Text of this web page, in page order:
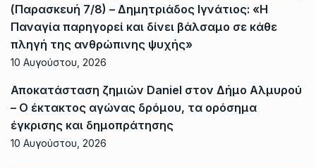
(Παρασκευή 7/8) – Δημητριάδος Ιγνάτιος: «Η
Παναγία παρηγορεί και δίνει βάλσαμο σε κάθε
πληγή της ανθρώπινης ψυχής»
10 Αυγούστου, 2026
Αποκατάσταση ζημιών Daniel στον Δήμο Αλμυρού
– Ο έκτακτος αγώνας δρόμου, τα ορόσημα
έγκρισης και δημοπράτησης
10 Αυγούστου, 2026